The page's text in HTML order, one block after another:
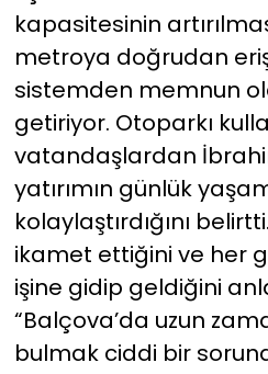
kapasitesinin
metroya doğrudan
sistemden memnun
getiriyor. Otoparkı
vatandaşlardan
yatırımın günlük
kolaylaştırdığını
ikamet ettiğini ve her
işine gidip geldiğini
“Balçova’da uzun
bulmak ciddi bir